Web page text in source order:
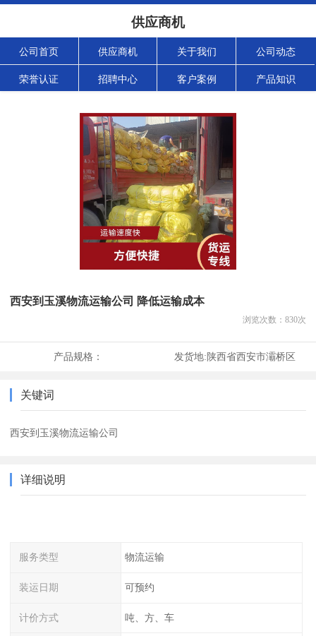
供应商机
公司首页 供应商机 关于我们 公司动态
荣誉认证 招聘中心 客户案例 产品知识
西安到玉溪物流运输公司 降低运输成本
浏览次数： 830次
产品规格： 发货地:陕西省西安市灞桥区
关键词
西安到玉溪物流运输公司
详细说明
服务类型 物流运输
装运日期 可预约
计价方式 吨、方、车